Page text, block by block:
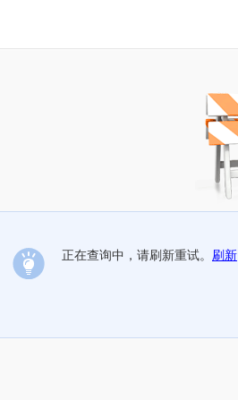
正在查询中，请刷新重试。 刷新